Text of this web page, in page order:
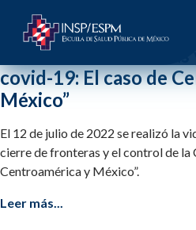
Etiqueta:
“El cierre de
covid-19: El caso de
México”
El 12 de julio de 2022 se realizó la
cierre de fronteras y el control de la
Centroamérica y México”.
Leer más...